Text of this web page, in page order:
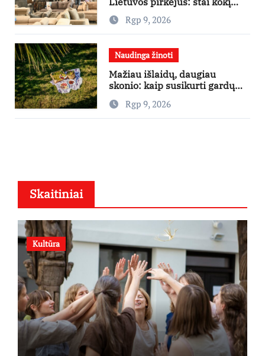
išgraibsto pirmiausia
Rgp 9, 2026
Naudinga žinoti
Mažiau išlaidų, daugiau
skonio: kaip susikurti gardų
pikniką iš vos kelių produktų
Rgp 9, 2026
Skaitiniai
Kultūra